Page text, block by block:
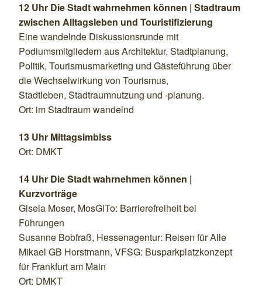
12 Uhr Die Stadt wahrnehmen können | Stadtraum
zwischen Alltagsleben und Touristifizierung
Eine wandelnde Diskussionsrunde mit
Podiumsmitgliedern aus Architektur, Stadtplanung,
Politik, Tourismusmarketing und Gästeführung über
die Wechselwirkung von Tourismus,
Stadtleben, Stadtraumnutzung und -planung.
Ort: im Stadtraum wandelnd
13 Uhr Mittagsimbiss
Ort: DMKT
14 Uhr Die Stadt wahrnehmen können |
Kurzvorträge
Gisela Moser, MosGiTo: Barrierefreiheit bei
Führungen
Susanne Bobfraß, Hessenagentur: Reisen für Alle
Mikael GB Horstmann, VFSG: Busparkplatzkonzept
für Frankfurt am Main
Ort: DMKT